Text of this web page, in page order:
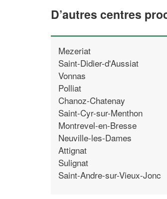
D’autres centres
Mezeriat
Saint-Didier-d'Aussiat
Vonnas
Polliat
Chanoz-Chatenay
Saint-Cyr-sur-Menthon
Montrevel-en-Bresse
Neuville-les-Dames
Attignat
Sulignat
Saint-Andre-sur-Vieux-Jonc